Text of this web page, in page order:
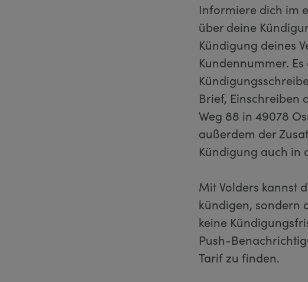
Informiere dich im
über deine
Kündigung deines
Kundennummer.
Brief, Einschreiben
Weg 88 in 49078
außerdem der
Kündigung auch in
Mit Volders kannst
kündigen, sondern
keine
Push-
Tarif zu finden.